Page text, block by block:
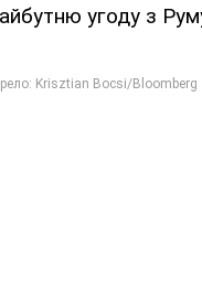
угоду з